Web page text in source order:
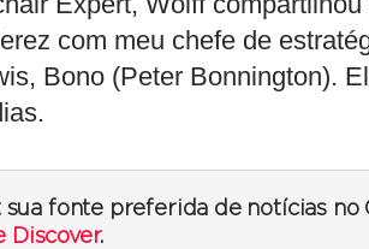
com meu chefe de
Bono (Peter Bonnington).
sua fonte preferida de notícias no
Discover.